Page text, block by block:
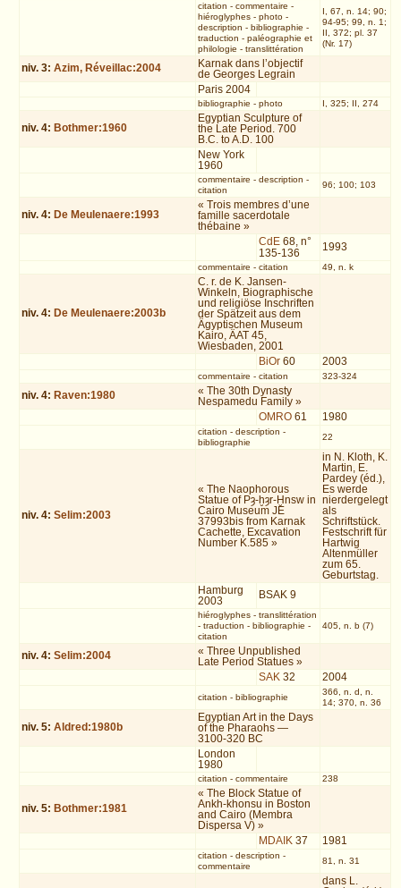
citation - commentaire -
hiéroglyphes- photo-
description - bibliographie -
traduction - paléographie et
philologie - translittération
I, 67, n. 14; 90;
94-95; 99, n. 1;
II, 372; pl. 37
(Nr. 17)
niv. 3:Azim, Réveillac:2004
Karnak dans l’objectif
de Georges Legrain
Paris 2004
bibliographie - photo I, 325; II, 274
niv. 4: Bothmer:1960
Egyptian Sculpture of
the Late Period. 700
B.C. to A.D. 100
New York
1960
commentaire - description -
citation
96; 100; 103
niv. 4: De Meulenaere:1993
« Trois membres d’une
famille sacerdotale
thébaine »
CdE 68, n°
135-136
1993
commentaire - citation 49, n. k
niv. 4: De Meulenaere:2003b
C. r. de K. Jansen-
Winkeln, Biographische
und religiöse Inschriften
der Spätzeit aus dem
Ägyptischen Museum
Kairo, ÄAT 45,
Wiesbaden, 2001
BiOr 60 2003
commentaire - citation 323-324
niv. 4: Raven:1980
« The 30th Dynasty
Nespamedu Family »
OMRO 61 1980
citation - description -
bibliographie
22
niv. 4:Selim:2003
« The Naophorous
Statue of Pȝ-ḫȝr-Ḫnsw in
Cairo Museum JE
37993bis from Karnak
Cachette, Excavation
Number K.585 »
in N. Kloth, K.
Martin, E.
Pardey (éd.),
Es werde
nierdergelegt
als
Schriftstück.
Festschrift für
Hartwig
Altenmüller
zum 65.
Geburtstag.
Hamburg
2003
BSAK 9
hiéroglyphes- translittération
- traduction - bibliographie -
citation
405, n. b (7)
niv. 4:Selim:2004
« Three Unpublished
Late Period Statues »
SAK 32 2004
citation - bibliographie
366, n. d, n.
14; 370, n. 36
niv. 5:Aldred:1980b
Egyptian Art in the Days
of the Pharaohs —
3100-320 BC
London
1980
citation - commentaire 238
niv. 5: Bothmer:1981
« The Block Statue of
Ankh-khonsu in Boston
and Cairo (Membra
Dispersa V) »
MDAIK 37 1981
citation - description -
commentaire
81, n. 31
dans L.